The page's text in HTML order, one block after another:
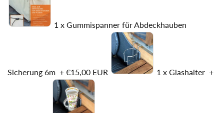
1 x Gummispanner für Abdeckhauben
Sicherung 6m + €15,00 EUR 1 x Glashalter +